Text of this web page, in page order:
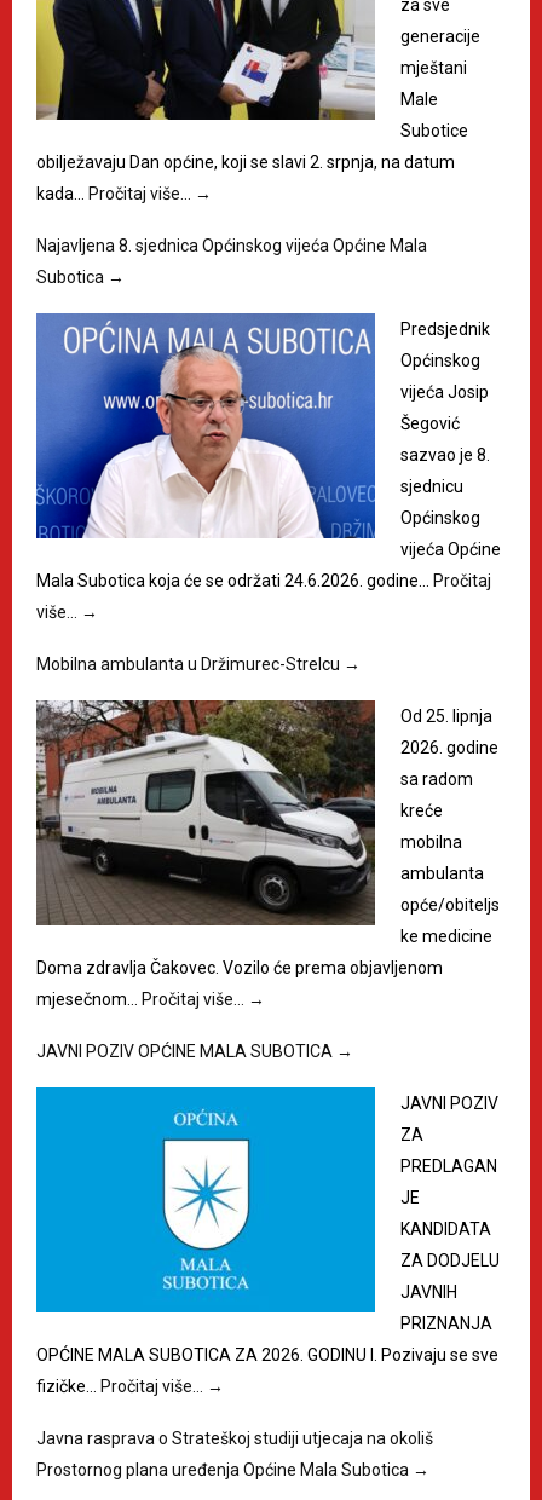
za sve
generacije
mještani
Male
Subotice
obilježavaju Dan općine, koji se slavi 2. srpnja, na datum
kada… Pročitaj više… →
Najavljena 8. sjednica Općinskog vijeća Općine Mala
Subotica →
Predsjednik
Općinskog
vijeća Josip
Šegović
sazvao je 8.
sjednicu
Općinskog
vijeća Općine
Mala Subotica koja će se održati 24.6.2026. godine… Pročitaj
više… →
Mobilna ambulanta u Držimurec-Strelcu →
Od 25. lipnja
2026. godine
sa radom
kreće
mobilna
ambulanta
opće/obiteljs
ke medicine
Doma zdravlja Čakovec. Vozilo će prema objavljenom
mjesečnom… Pročitaj više… →
JAVNI POZIV OPĆINE MALA SUBOTICA →
JAVNI POZIV
ZA
PREDLAGAN
JE
KANDIDATA
ZA DODJELU
JAVNIH
PRIZNANJA
OPĆINE MALA SUBOTICA ZA 2026. GODINU I. Pozivaju se sve
fizičke… Pročitaj više… →
Javna rasprava o Strateškoj studiji utjecaja na okoliš
Prostornog plana uređenja Općine Mala Subotica →